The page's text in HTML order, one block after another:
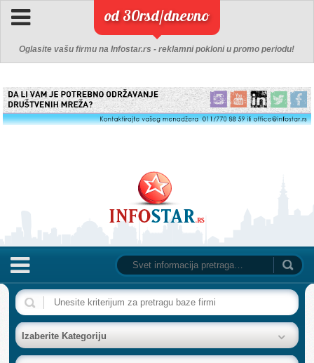
od 30rsd/dnevno
Oglasite vašu firmu na Infostar.rs - reklamni pokloni u promo periodu!
NASLOVNA
BAZA FIRMI
Izaberite Kategoriju